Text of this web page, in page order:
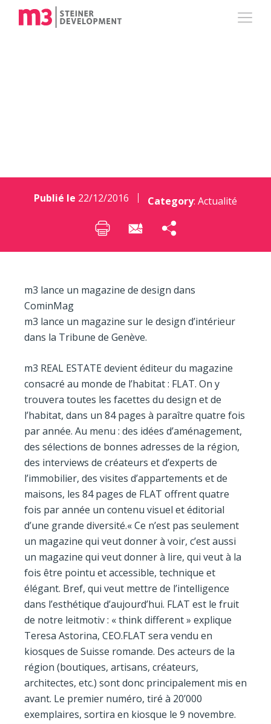
Publié le 22/12/2016 Category: Actualité
m3 lance un magazine de design dans
CominMag
m3 lance un magazine sur le design d’intérieur
dans la Tribune de Genève.
m3 REAL ESTATE devient éditeur du magazine
consacré au monde de l’habitat : FLAT. On y
trouvera toutes les facettes du design et de
l’habitat, dans un 84 pages à paraître quatre fois
par année. Au menu : des idées d’aménagement,
des sélections de bonnes adresses de la région,
des interviews de créateurs et d’experts de
l’immobilier, des visites d’appartements et de
maisons, les 84 pages de FLAT offrent quatre
fois par année un contenu visuel et éditorial
d’une grande diversité.« Ce n’est pas seulement
un magazine qui veut donner à voir, c’est aussi
un magazine qui veut donner à lire, qui veut à la
fois être pointu et accessible, technique et
élégant. Bref, qui veut mettre de l’intelligence
dans l’esthétique d’aujourd’hui. FLAT est le fruit
de notre leitmotiv : « think different » explique
Teresa Astorina, CEO.FLAT sera vendu en
kiosques de Suisse romande. Des acteurs de la
région (boutiques, artisans, créateurs,
architectes, etc.) sont donc principalement mis en
avant. Le premier numéro, tiré à 20’000
exemplaires, sortira en kiosque le 9 novembre.